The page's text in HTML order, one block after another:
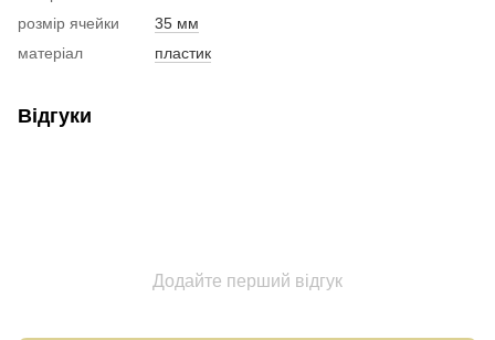
розмір ячейки
35 мм
матеріал
пластик
Відгуки
Додайте перший відгук